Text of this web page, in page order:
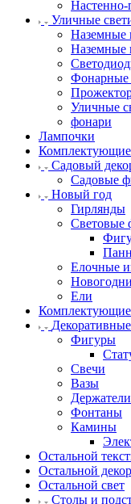
Настенно-
Уличные
Наземные
Наземные
Фонарные
Уличные
фонари
Лампочки
Комплектующие
Садовый
Садовые
Новый год
Гирлянды
Световые
Елочные
Ели
Фигуры
Свечи
Вазы
Держатели
Фонтаны
Камины
Остальной
Остальной декор
Остальной свет
Столы и